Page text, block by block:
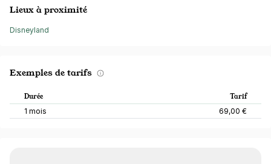
Lieux à proximité
Disneyland
Exemples de tarifs
Durée Tarif
1 mois 69,00 €